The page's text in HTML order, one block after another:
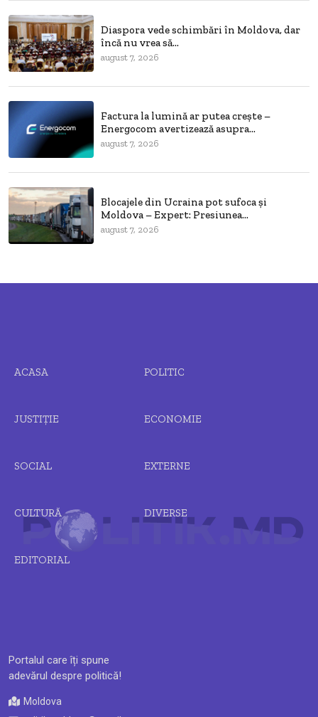
Diaspora vede schimbări în Moldova, dar
încă nu vrea să...
august 7, 2026
Factura la lumină ar putea crește –
Energocom avertizează asupra...
august 7, 2026
Blocajele din Ucraina pot sufoca și
Moldova – Expert: Presiunea...
august 7, 2026
Portalul care îți spune
adevărul despre politică!
Moldova
ACASA POLITIC
JUSTIȚIE ECONOMIE
SOCIAL EXTERNE
CULTURĂ DIVERSE
EDITORIAL